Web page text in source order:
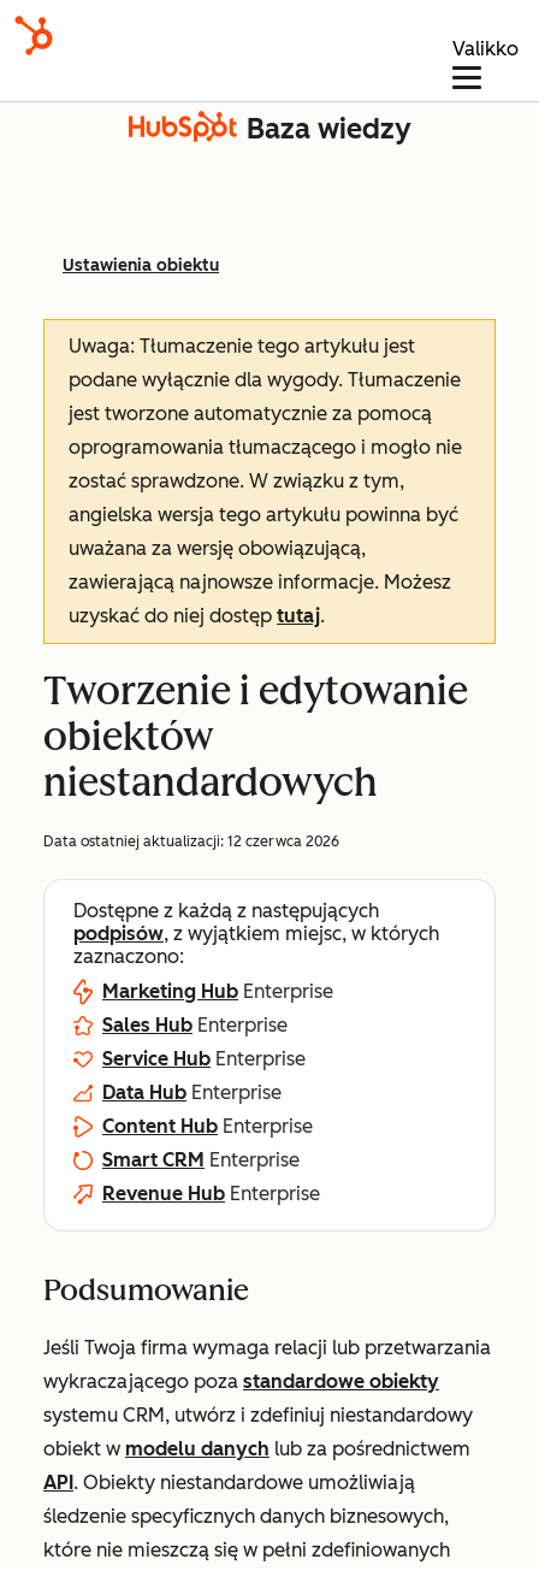
Valikko
Baza wiedzy
Ustawienia obiektu
Uwaga: Tłumaczenie tego artykułu jest
podane wyłącznie dla wygody. Tłumaczenie
jest tworzone automatycznie za pomocą
oprogramowania tłumaczącego i mogło nie
zostać sprawdzone. W związku z tym,
angielska wersja tego artykułu powinna być
uważana za wersję obowiązującą,
zawierającą najnowsze informacje. Możesz
uzyskać do niej dostęp tutaj.
Tworzenie i edytowanie
obiektów
niestandardowych
Data ostatniej aktualizacji: 12 czerwca 2026
Dostępne z każdą z następujących
podpisów, z wyjątkiem miejsc, w których
zaznaczono:
Marketing Hub Enterprise
Sales Hub Enterprise
Service Hub Enterprise
Data Hub Enterprise
Content Hub Enterprise
Smart CRM Enterprise
Revenue Hub Enterprise
Podsumowanie
Jeśli Twoja firma wymaga relacji lub przetwarzania
wykraczającego poza standardowe obiekty
systemu CRM, utwórz i zdefiniuj niestandardowy
obiekt w modelu danych lub za pośrednictwem
API. Obiekty niestandardowe umożliwiają
śledzenie specyficznych danych biznesowych,
które nie mieszczą się w pełni zdefiniowanych